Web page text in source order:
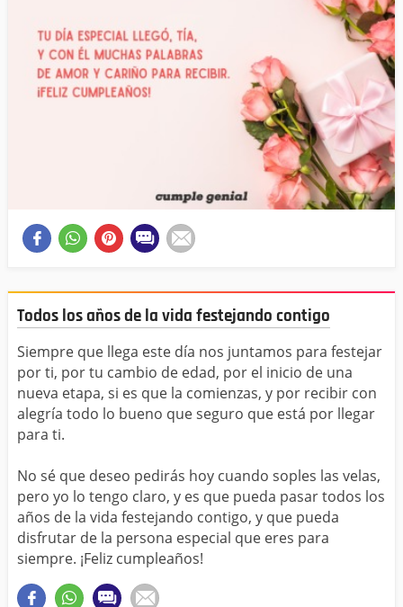
Todos los años de la vida festejando contigo
Siempre que llega este día nos juntamos para festejar
por ti, por tu cambio de edad, por el inicio de una
nueva etapa, si es que la comienzas, y por recibir con
alegría todo lo bueno que seguro que está por llegar
para ti.
No sé que deseo pedirás hoy cuando soples las velas,
pero yo lo tengo claro, y es que pueda pasar todos los
años de la vida festejando contigo, y que pueda
disfrutar de la persona especial que eres para
siempre. ¡Feliz cumpleaños!